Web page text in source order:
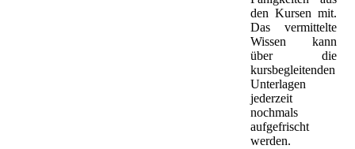
den Kursen mit.
Das vermittelte
Wissen kann
über die
kursbegleitenden
Unterlagen
jederzeit
nochmals
aufgefrischt
werden.